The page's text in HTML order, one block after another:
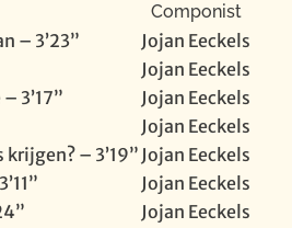
Componist
– 3’23”
Jojan Eeckels
Jojan Eeckels
3’17”
Jojan Eeckels
Jojan Eeckels
– 3’19” Jojan Eeckels
Jojan Eeckels
Jojan Eeckels